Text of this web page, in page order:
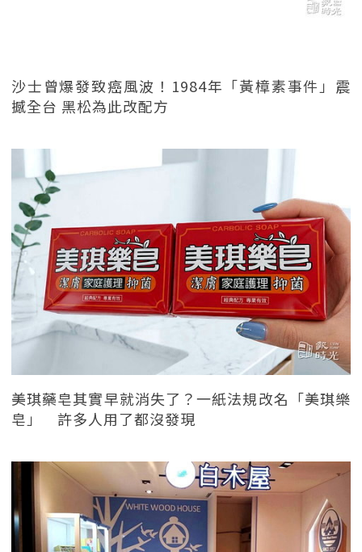
沙士曾爆發致癌風波！1984年「黃樟素事件」震
撼全台 黑松為此改配方
美琪藥皂其實早就消失了？一紙法規改名「美琪樂
皂」 許多人用了都沒發現